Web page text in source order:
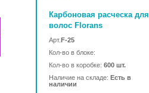
Карбоновая расческа для
волос Florans
Арт.F-25
Кол-во в блоке:
Кол-во в коробке: 600 шт.
Наличие на складе: Есть в
наличии